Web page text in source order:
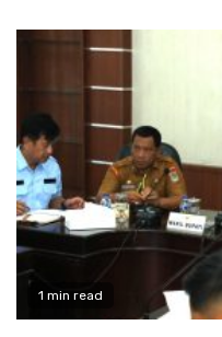
1 min read